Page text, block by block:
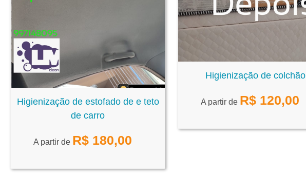
Higienização de estofado de e teto
de carro
A partir de R$ 180,00
Higienização de colchão
A partir de R$ 120,00